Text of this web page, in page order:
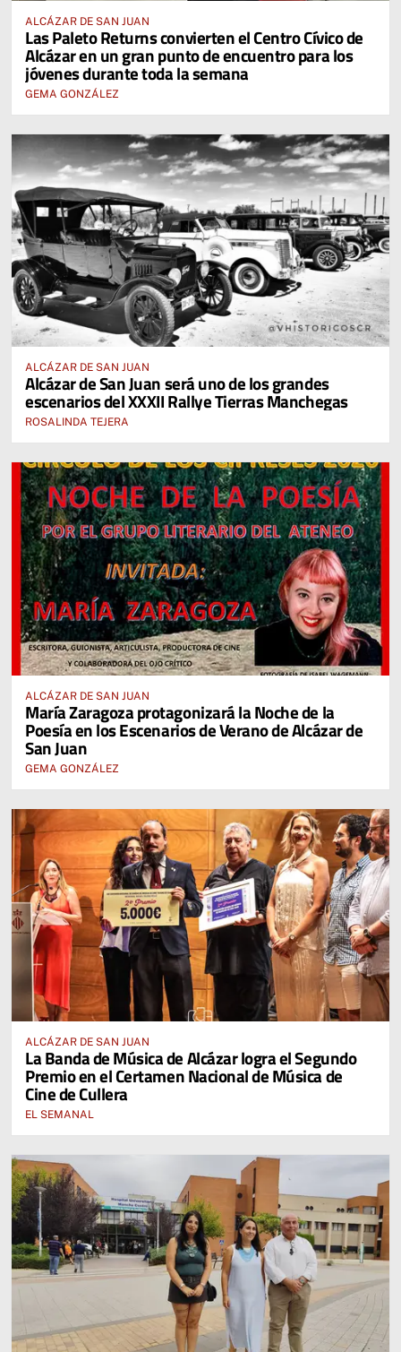
ALCÁZAR DE SAN JUAN
Las Paleto Returns convierten el Centro Cívico de
Alcázar en un gran punto de encuentro para los
jóvenes durante toda la semana
GEMA GONZÁLEZ
ALCÁZAR DE SAN JUAN
Alcázar de San Juan será uno de los grandes
escenarios del XXXII Rallye Tierras Manchegas
ROSALINDA TEJERA
ALCÁZAR DE SAN JUAN
María Zaragoza protagonizará la Noche de la
Poesía en los Escenarios de Verano de Alcázar de
San Juan
GEMA GONZÁLEZ
ALCÁZAR DE SAN JUAN
La Banda de Música de Alcázar logra el Segundo
Premio en el Certamen Nacional de Música de
Cine de Cullera
EL SEMANAL